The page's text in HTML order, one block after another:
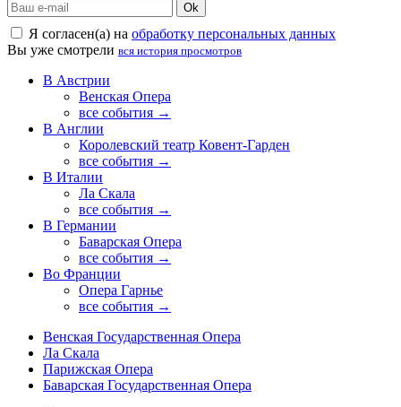
Ok
Я согласен(а) на обработку персональных данных
Вы уже смотрели вся история просмотров
В Австрии
Венская Опера
все события →
В Англии
Королевский театр Ковент-Гарден
все события →
В Италии
Ла Скала
все события →
В Германии
Баварская Опера
все события →
Во Франции
Опера Гарнье
все события →
Венская Государственная Опера
Ла Скала
Парижская Опера
Баварская Государственная Опера